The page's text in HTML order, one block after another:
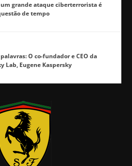
um grande ataque ciberterrorista é
de tempo
O co-fundador e CEO da
Lab, Eugene Kaspersky